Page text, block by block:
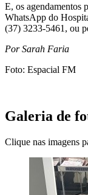
E, os agendamentos
WhatsApp do
(37) 3233-5461, ou
Por Sarah Faria
Foto: Espacial FM
Galeria de
Clique nas imagens